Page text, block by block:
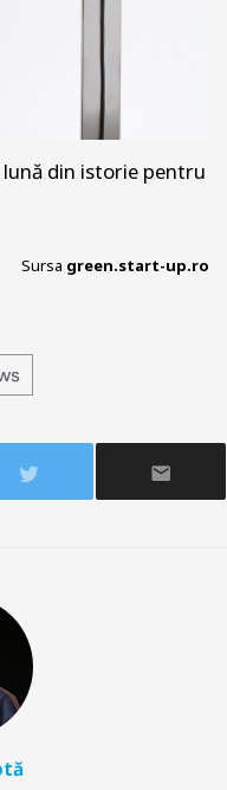
din istorie pentru
Sursa green.start-up.ro